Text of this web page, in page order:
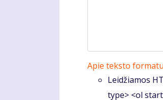
Apie teksto
Leidžiamos
type> <ol start